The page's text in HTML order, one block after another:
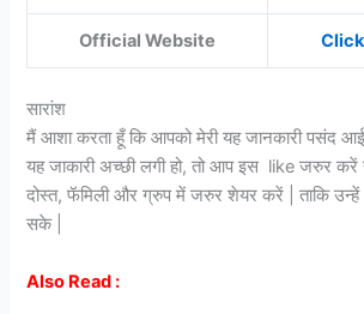
Official Website
सारांश
मैं आशा करता हूँ कि आपको मेरी यह जानकारी पसंद
यह जाकारी अच्छी लगी हो, तो आप इस like जरुर करें
दोस्त, फॅमिली और ग्रुप में जरुर शेयर करें | ताकि उन्हें
सके |
Also Read :